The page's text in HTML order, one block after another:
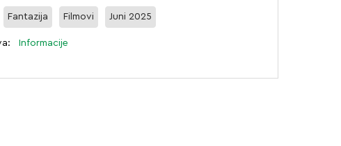
Fantazija Filmovi Juni 2025
Informacije